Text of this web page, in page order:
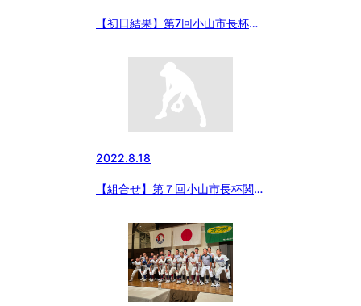
【初日結果】第7回小山市長杯争
2022.8.18
【組合せ】第７回小山市長杯関東